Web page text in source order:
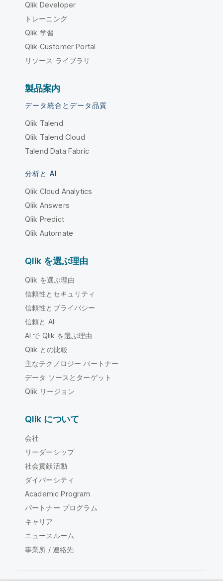
Qlik Developer
トレーニング
Qlik 学習
Qlik Customer Portal
リソース ライブラリ
製品案内
データ統合とデータ品質
Qlik Talend
Qlik Talend Cloud
Talend Data Fabric
分析と AI
Qlik Cloud Analytics
Qlik Answers
Qlik Predict
Qlik Automate
Qlik を選ぶ理由
Qlik を選ぶ理由
信頼性とセキュリティ
信頼性とプライバシー
信頼と AI
AI で Qlik を選ぶ理由
Qlik との比較
主なテクノロジー パートナー
データ ソースとターゲット
Qlik リージョン
Qlik について
会社
リーダーシップ
社会貢献活動
ダイバーシティ
Academic Program
パートナー プログラム
キャリア
ニュースルーム
事業所 / 連絡先